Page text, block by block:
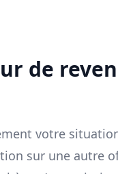
de
votre
sur une autre